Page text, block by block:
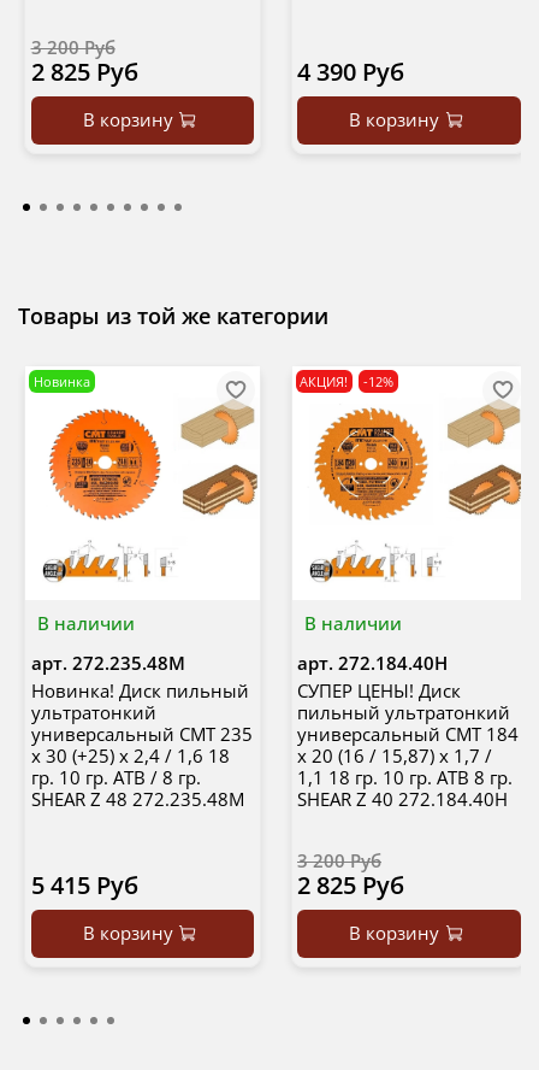
3 200 Руб
2 825 Руб
В корзину
4 390 Руб
В корзину
Товары из той же категории
В наличии
Новинка
арт. 272.235.48M
Новинка! Диск пильный
ультратонкий
универсальный CMT 235
x 30 (+25) x 2,4 / 1,6 18
гр. 10 гр. ATB / 8 гр.
SHEAR Z 48 272.235.48M
5 415 Руб
В корзину
В наличии
АКЦИЯ! -12%
арт. 272.184.40H
СУПЕР ЦЕНЫ! Диск
пильный ультратонкий
универсальный CMT 184
x 20 (16 / 15,87) x 1,7 /
1,1 18 гр. 10 гр. ATB 8 гр.
SHEAR Z 40 272.184.40H
3 200 Руб
2 825 Руб
В корзину